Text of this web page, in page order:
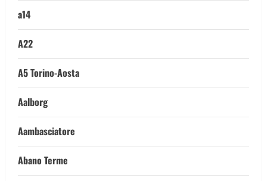
a14
A22
A5 Torino-Aosta
Aalborg
Aambasciatore
Abano Terme